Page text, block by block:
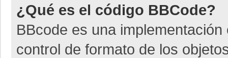
¿Qué es el código BBCode?
BBcode es una
control de formato de los